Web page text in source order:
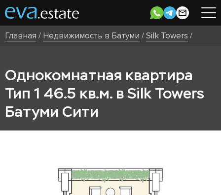
Главная / Недвижимость в Батуми /Silk Towers /
Однокомнатная квартира
Тип 1 46.5 кв.м. в Silk Towers
Батуми Сити